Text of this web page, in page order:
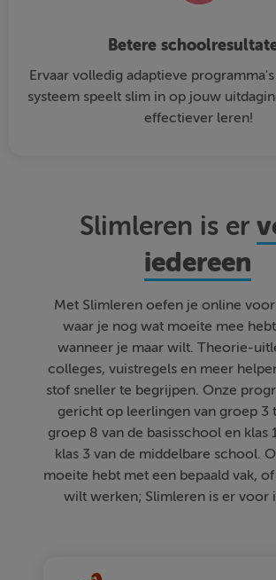
Betere
Ervaar volledig adaptieve
systeem speelt slim in op jouw
effectiever leren!
Slimleren is er
iedereen
Met Slimleren oefen je online
waar je nog wat moeite mee
wanneer je maar wilt. Theorie-
colleges, vuistregels en meer
stof sneller te begrijpen. Onze
gericht op leerlingen van groep 3
groep 8 van de basisschool en klas
klas 3 van de middelbare school.
moeite hebt met een bepaald vak,
wilt werken; Slimleren is er voor